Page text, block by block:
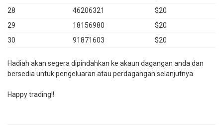
28
46206321
$20
29
18156980
$20
30
91871603 $20
Hadiah akan segera dipindahkan ke akaun dagangan anda dan
bersedia untuk pengeluaran atau perdagangan selanjutnya.
Happy trading!!